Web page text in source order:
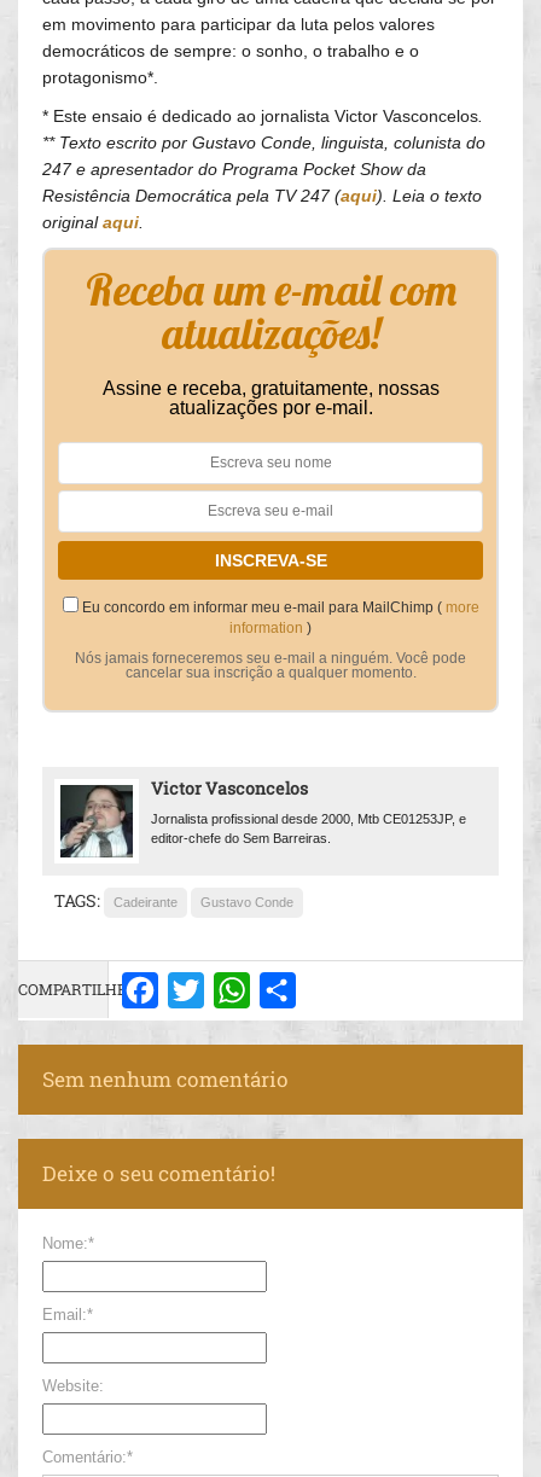
em movimento para participar da luta pelos valores
democráticos de sempre: o sonho, o trabalho e o
protagonismo*.
* Este ensaio é dedicado ao jornalista Victor Vasconcelos
** Texto escrito por Gustavo Conde, linguista, colunista do
247 e apresentador do Programa Pocket Show da
Resistência Democrática pela TV 247 (aqui). Leia o texto
originalaqui
Receba um e-mail com
atualizações!
Assine e receba, gratuitamente, nossas
atualizações por e-mail.
Eu concordo em informar meu e-mail para MailChimp ( more
information )
Nós jamais forneceremos seu e-mail a ninguém. Você pode
cancelar sua inscrição a qualquer momento.
Victor Vasconcelos
Jornalista profissional desde 2000, Mtb CE01253JP, e
editor-chefe do Sem Barreiras.
TAGS: Cadeirante Gustavo Conde
COMPARTILHE: Facebook
Twitter WhatsApp
Sem nenhum comentário
Deixe o seu comentário!
Nome:*
Email:*
Website:
Comentário:*